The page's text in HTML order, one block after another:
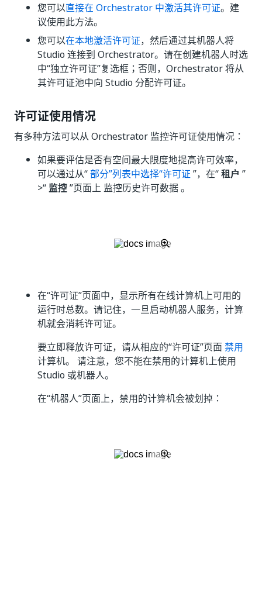
您可以直接在 Orchestrator 中激活其许可证。建
议使用此方法。
您可以在本地激活许可证，然后通过其机器人将
Studio 连接到 Orchestrator。请在创建机器人时选
中“独立许可证”复选框；否则，Orchestrator 将从
其许可证池中向 Studio 分配许可证。
许可证使用情况
有多种方法可以从 Orchestrator 监控许可证使用情况：
如果要评估是否有空间最大限度地提高许可效率，
可以通过从“部分”列表中选择“许可证”，在“租户 ”
>“监控”页面上监控历史许可数据。
在“许可证”页面中，显示所有在线计算机上可用的
运行时总数。请记住，一旦启动机器人服务，计算
机就会消耗许可证。
要立即释放许可证，请从相应的“许可证”页面 禁用
计算机。 请注意，您不能在禁用的计算机上使用
Studio 或机器人。
在“机器人”页面上，禁用的计算机会被划掉：